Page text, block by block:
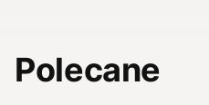
Polecane